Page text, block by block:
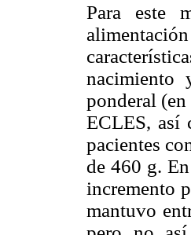
Para este
nacimiento
ponderal
ECLES, así
pacientes
de 460 g.
incremento
mantuvo